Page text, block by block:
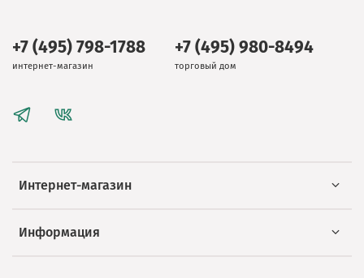
Интернет-магазин
Информация
+7 (495) 798-1788
интернет-магазин
+7 (495) 980-8494
торговый дом